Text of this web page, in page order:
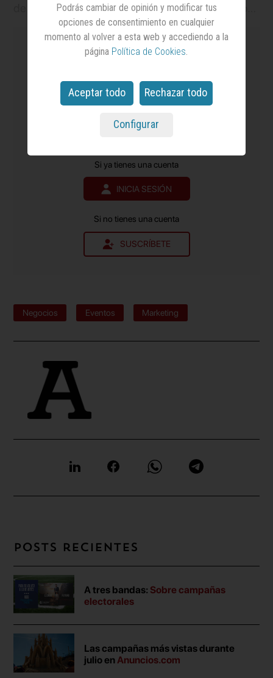
de eventos. Está fundada porDiego Ibáñez
su experiencia en marketing y comunicación, y
, con larga trayectoria en la
es el mediolíder en notoriedad y credibilidad
en el sector de la Publicidad y el Marketing
más leído.
Si ya tienes una cuenta
INICIA SESIÓN
Si no tienes una cuenta
SUSCRÍBETE
Negocios Eventos Marketing
Posts recientes
A tres bandas: Sobre campañas
electorales
Las campañas más vistas durante
julio enAnuncios.com
Podrás cambiar de opinión y modificar tus
opciones de consentimiento en cualquier
momento al volver a esta web y accediendo a la
página Política de Cookies.
Aceptar todo Rechazar todo
Configurar